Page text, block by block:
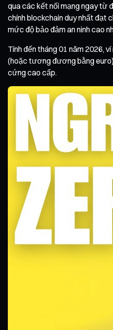
qua các kết nối mạng ngay từ
chính blockchain duy nhất đạt
mức độ bảo đảm an ninh cao
Tính đến tháng 01 năm 2026,
(hoặc tương đương bằng
cứng cao cấp.